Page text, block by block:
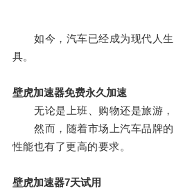
如今，汽车已经成为现代人生
具。
壁虎加速器免费永久加速
无论是上班、购物还是旅游，
然而，随着市场上汽车品牌的
性能也有了更高的要求。
壁虎加速器7天试用